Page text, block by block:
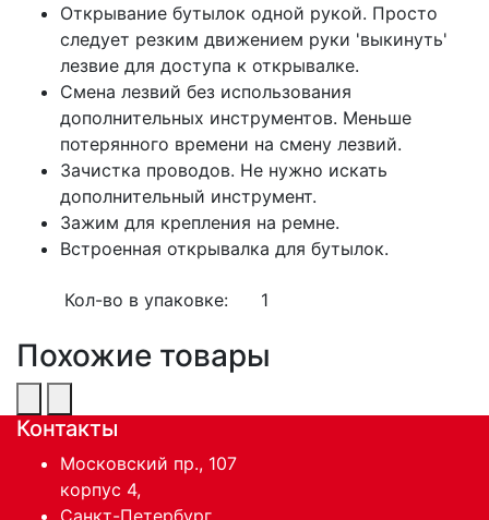
Открывание бутылок одной рукой. Просто
следует резким движением руки 'выкинуть'
лезвие для доступа к открывалке.
Смена лезвий без использования
дополнительных инструментов. Меньше
потерянного времени на смену лезвий.
Зачистка проводов. Не нужно искать
дополнительный инструмент.
Зажим для крепления на ремне.
Встроенная открывалка для бутылок.
Кол-во в упаковке: 1
Похожие товары
Контакты
Московский пр., 107
корпус 4,
Санкт-Петербург